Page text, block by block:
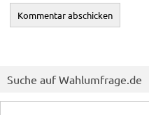
Suche auf Wahlumfrage.de